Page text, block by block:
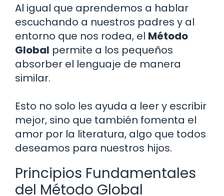
Al igual que aprendemos a hablar
escuchando a nuestros padres y al
entorno que nos rodea, el Método
Global permite a los pequeños
absorber el lenguaje de manera
similar.
Esto no solo les ayuda a leer y escribir
mejor, sino que también fomenta el
amor por la literatura, algo que todos
deseamos para nuestros hijos.
Principios Fundamentales
del Método Global